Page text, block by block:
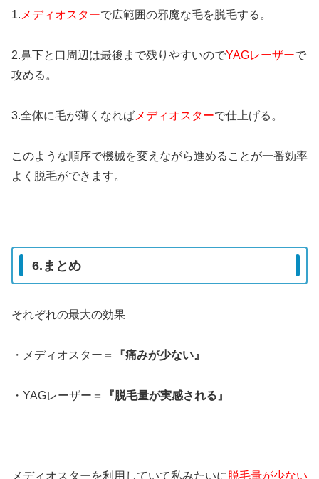
1. メディオスターで広範囲の邪魔な毛を脱毛する。
2.鼻下と口周辺は最後まで残りやすいのでYAGレーザーで
攻める。
3.全体に毛が薄くなれば メディオスターで仕上げる。
このような順序で機械を変えながら進めることが一番効率
よく脱毛ができます。
6.まとめ
それぞれの最大の効果
・メディオスター＝ 『痛みが少ない』
・YAGレーザー＝ 『脱毛量が実感される』
メディオスターを利用していて私みたいに脱毛量が少ない